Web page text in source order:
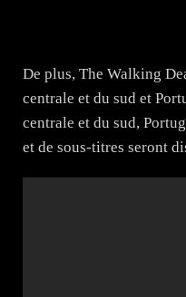
De plus, The Walking
centrale et du sud et
centrale et du sud,
et de sous-titres seront